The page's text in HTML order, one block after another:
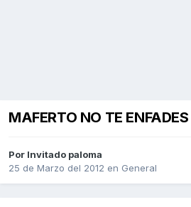
MAFERTO NO TE ENFADES
Por Invitado paloma
25 de Marzo del 2012 en General